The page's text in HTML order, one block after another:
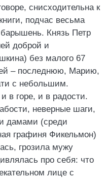
снисходительна к
подчас весьма
Князь Петр
доброй и
без малого 67
– последнюю, Марию,
с небольшим.
в горе, и в радости.
неверные шаги,
дамами (среди
графиня Фикельмон)
грозила мужу
про себя: что
лице с